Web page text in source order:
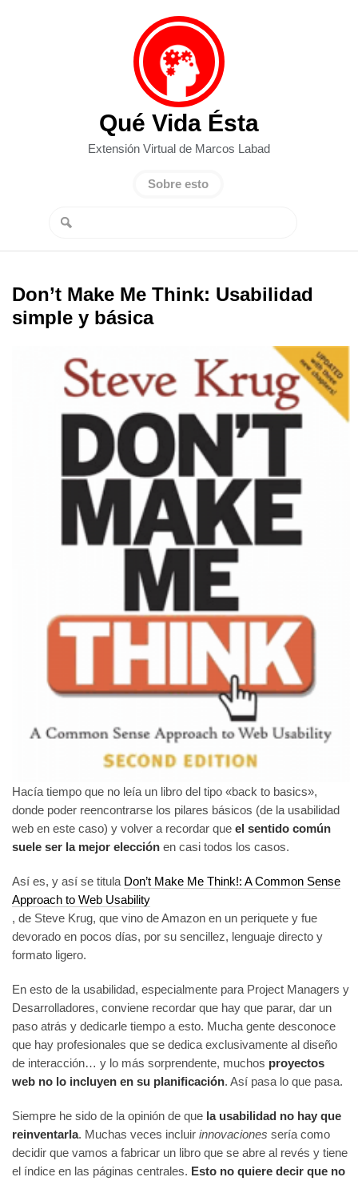
Qué Vida Ésta
Extensión Virtual de Marcos Labad
Sobre esto
Don’t Make Me Think: Usabilidad
simple y básica
Hacía tiempo que no leía un libro del tipo «back to basics»,
donde poder reencontrarse los pilares básicos (de la usabilidad
web en este caso) y volver a recordar que el sentido común
suele ser la mejor elección en casi todos los casos.
Así es, y así se titula Don’t Make Me Think!: A Common Sense
Approach to Web Usability
, de Steve Krug, que vino de Amazon en un periquete y fue
devorado en pocos días, por su sencillez, lenguaje directo y
formato ligero.
En esto de la usabilidad, especialmente para Project Managers y
Desarrolladores, conviene recordar que hay que parar, dar un
paso atrás y dedicarle tiempo a esto. Mucha gente desconoce
que hay profesionales que se dedica exclusivamente al diseño
de interacción… y lo más sorprendente, muchos proyectos
web no lo incluyen en su planificación. Así pasa lo que pasa.
Siempre he sido de la opinión de que la usabilidad no hay que
reinventarla. Muchas veces incluir innovaciones sería como
decidir que vamos a fabricar un libro que se abre al revés y tiene
el índice en las páginas centrales. Esto no quiere decir que no